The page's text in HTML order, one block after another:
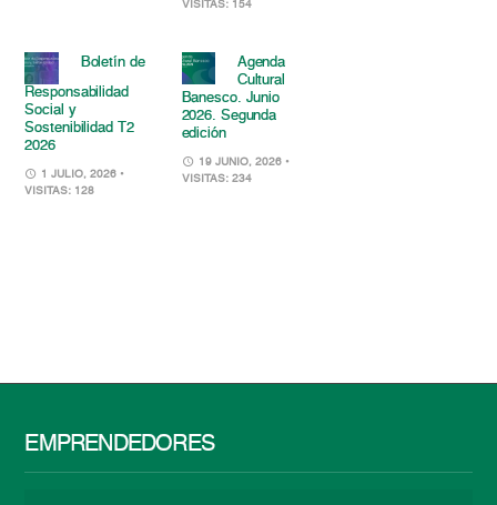
VISITAS: 154
Boletín de
Responsabilidad
Social y
Sostenibilidad T2
2026
1 JULIO, 2026 •
VISITAS: 128
Agenda
Cultural
Banesco. Junio
2026. Segunda
edición
19 JUNIO, 2026 •
VISITAS: 234
EMPRENDEDORES